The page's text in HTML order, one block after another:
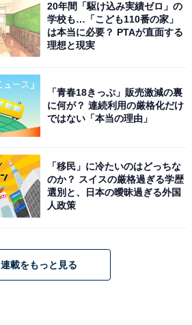
20年間「駆け込み実績ゼロ」の
学校も…「こども110番の家」
は本当に必要？ PTAが直面する
理想と現実
「青春18きっぷ」販売激減の裏
に何が？ 連続利用の厳格化だけ
ではない「本当の理由」
「移民」に冷たいのはどっちな
のか？ スイスの厳格過ぎる学歴
選別と、日本の曖昧過ぎる外国
人政策
連載をもっと見る